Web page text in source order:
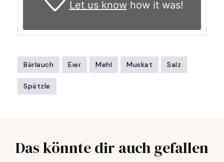
Let us knowhow it was!
Bärlauch Eier Mehl Muskat Salz
Spätzle
Das könnte dir auch gefallen